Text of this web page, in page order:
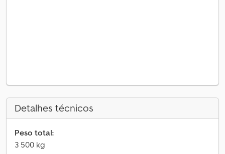
Detalhes técnicos
Peso total:
3 500 kg